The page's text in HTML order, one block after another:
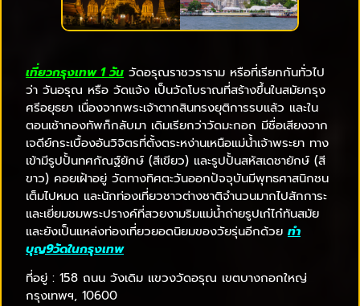
เที่ยวกรุงเทพ 1 วัน วัดอรุณราชวราราม หรือที่เรียกกันทั่วไป
ว่า วันอรุณ หรือ วัดแจ้ง เป็นวัดโบราณที่สร้างขึ้นในสมัยกรุง
ศรีอยุธยา เนื่องจากพระเจ้าตากสินทรงยุติการรบแล้ว และใน
ตอนเช้ากองทัพก็กลับมา เดิมเรียกว่าวัดมะกอก มีชื่อเสียงจาก
เจดีย์กระเบื้องอันวิจิตรที่ตั้งตระหง่านเหนือแม่น้ำเจ้าพระยา ทาง
เข้ามีรูปปั้นทศกัณฐ์ยักษ์ (สีเขียว) และรูปปั้นสหัสเดชายักษ์ (สี
ขาว) คอยเฝ้าอยู่ วัดทางทิศตะวันออกปัจจุบันมีพุทธศาสนิกชน
เต็มไปหมด และนักท่องเที่ยวชาวต่างชาติจำนวนมากไปสักการะ
และเยี่ยมชมพระปรางค์ที่สวยงามริมแม่น้ำถ่ายรูปเก๋ไก๋ทันสมัย
และยังเป็นแหล่งท่องเที่ยวยอดนิยมของวัยรุ่นอีกด้วย ทํา
บุญ9วัดในกรุงเทพ
ที่อยู่ : 158 ถนน วังเดิม แขวงวัดอรุณ เขตบางกอกใหญ่
กรุงเทพฯ, 10600